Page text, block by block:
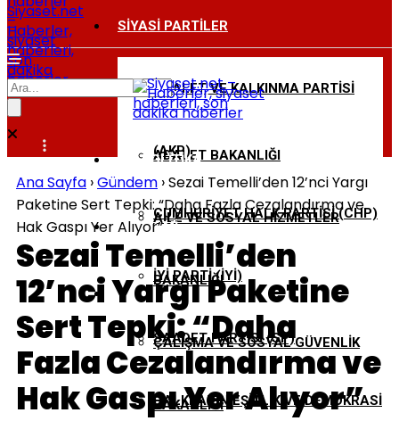
Siyaset.net
–
Haberler,
siyaset
haberleri,
son
dakika
haberler
SIYASI PARTILER
ADALET VE KALKINMA PARTISI
(AKP)
CUMHURIYET HALK PARTISI (CHP)
İYI PARTI (İYİ)
SAADET PARTISI (SP)
HALKLARIN EŞITLIK VE DEMOKRASI
BAKANLIKLAR
ADALET BAKANLIĞI
AILE VE SOSYAL HIZMETLER
BAKANLIĞI
ÇALIŞMA VE SOSYAL GÜVENLIK
BAKANLIĞI
DIŞ POLITIKA
EKONOMI
GÜNDEM
TBMM
Ana Sayfa ›Gündem ›Sezai Temelli’den 12’nci Yargı
Paketine Sert Tepki: “Daha Fazla Cezalandırma ve
Hak Gaspı Yer Alıyor”
Sezai Temelli’den
12’nci Yargı Paketine
Sert Tepki: “Daha
Fazla Cezalandırma ve
Hak Gaspı Yer Alıyor”